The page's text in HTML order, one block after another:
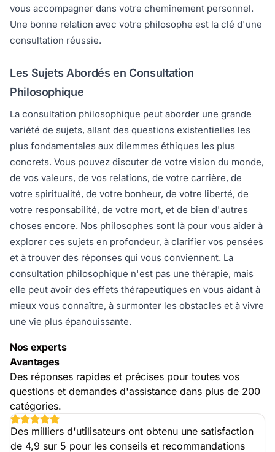
vous accompagner dans votre cheminement personnel.
Une bonne relation avec votre philosophe est la clé d'une
consultation réussie.
Les Sujets Abordés en Consultation
Philosophique
La consultation philosophique peut aborder une grande
variété de sujets, allant des questions existentielles les
plus fondamentales aux dilemmes éthiques les plus
concrets. Vous pouvez discuter de votre vision du monde,
de vos valeurs, de vos relations, de votre carrière, de
votre spiritualité, de votre bonheur, de votre liberté, de
votre responsabilité, de votre mort, et de bien d'autres
choses encore. Nos philosophes sont là pour vous aider à
explorer ces sujets en profondeur, à clarifier vos pensées
et à trouver des réponses qui vous conviennent. La
consultation philosophique n'est pas une thérapie, mais
elle peut avoir des effets thérapeutiques en vous aidant à
mieux vous connaître, à surmonter les obstacles et à vivre
une vie plus épanouissante.
Nos experts
Avantages
Des réponses rapides et précises pour toutes vos
questions et demandes d'assistance dans plus de 200
catégories.
Des milliers d'utilisateurs ont obtenu une satisfaction
de 4,9 sur 5 pour les conseils et recommandations